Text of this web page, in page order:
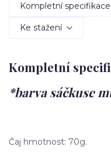
Kompletní specifikace
Ke stažení
Kompletní
*barva sáčkuse
Čaj hmotnost: 70g.